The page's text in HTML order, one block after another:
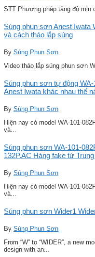
STT Phương pháp tăng độ mịn
Súng phun sơn Anest Iwata
và cách tháo lắp súng
By Súng Phun Sơn
Video tháo lắp súng phun sơn
Súng phun sơn tự động
Anest Iwata khác nhau thế
By Súng Phun Sơn
Hiện nay có model WA-101-
và...
Súng phun sơn WA-101-
132P.AC Hàng fake từ
By Súng Phun Sơn
Hiện nay có model WA-101-
và...
Súng phun sơn Wider1
By Súng Phun Sơn
From “W” to “WIDER”, a new
design with an...